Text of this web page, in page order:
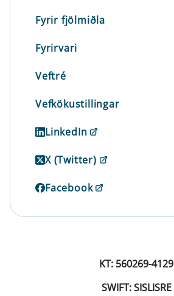
Fyrir fjölmiðla
Fyrirvari
Veftré
Vefkökustillingar
LinkedIn
X (Twitter)
Facebook
KT: 560269-4129
SWIFT: SISLISRE